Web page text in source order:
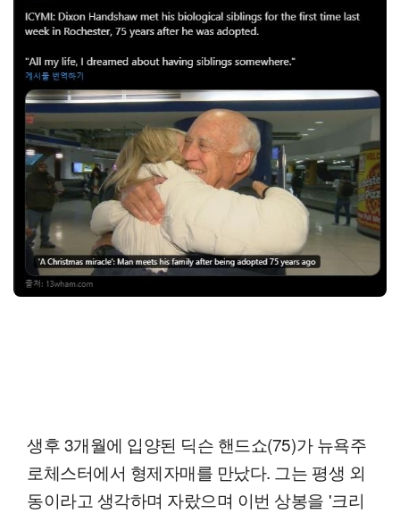
생후 3개월에 입양된 딕슨 핸드쇼(75)가 뉴욕주
로체스터에서 형제자매를 만났다. 그는 평생 외
동이라고 생각하며 자랐으며 이번 상봉을 '크리